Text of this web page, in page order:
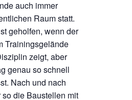
auch immer
Raum statt.
geholfen, wenn der
Trainingsgelände
zeigt, aber
genau so schnell
Nach und nach
die Baustellen mit